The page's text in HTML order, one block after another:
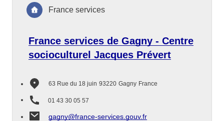
France services de Gagny - Centre
socioculturel Jacques Prévert
63 Rue du 18 juin 93220 Gagny France
01 43 30 05 57
gagny@france-services.gouv.fr
France services